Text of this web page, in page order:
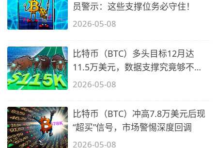
员警示：这些支撑位务必守住！
2026-05-08
比特币（BTC）多头目标12月达
11.5万美元，数据支撑究竟够不
够？
2026-05-08
比特币（BTC）冲高7.8万美元后现
“超买”信号，市场警惕深度回调
2026-05-08